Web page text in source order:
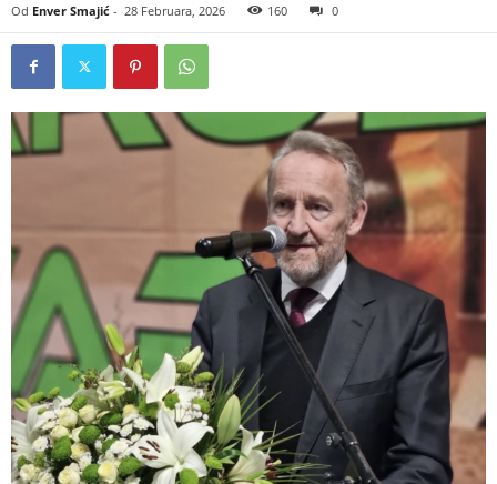
Od Enver Smajić - 28 Februara, 2026 160 0